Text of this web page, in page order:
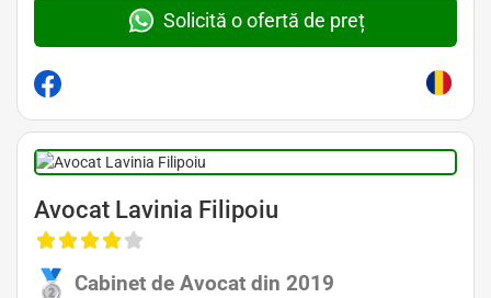
Solicită o ofertă de preț
Avocat Lavinia Filipoiu
Cabinet de Avocat din 2019